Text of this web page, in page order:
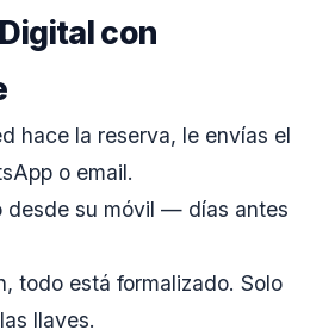
con
hace la reserva, le envías el
o email.
desde su móvil — días antes
todo está formalizado. Solo
llaves.